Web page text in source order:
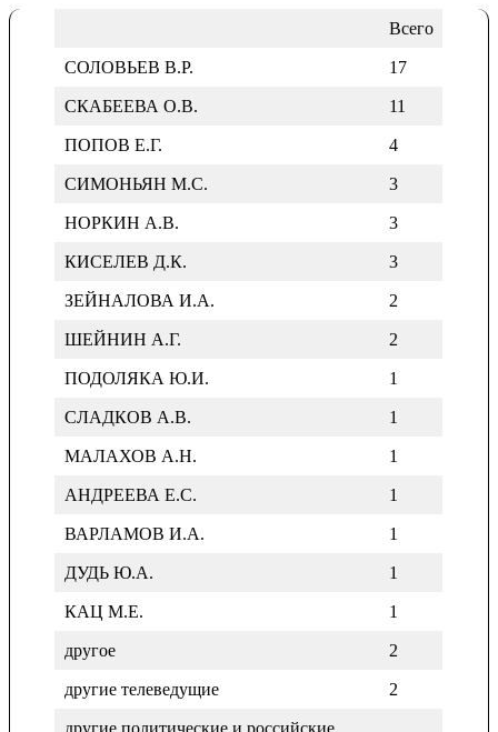
Всего
СОЛОВЬЕВ В.Р. 17
СКАБЕЕВА О.В. 11
ПОПОВ Е.Г. 4
СИМОНЬЯН М.С. 3
НОРКИН А.В. 3
КИСЕЛЕВ Д.К. 3
ЗЕЙНАЛОВА И.А. 2
ШЕЙНИН А.Г. 2
ПОДОЛЯКА Ю.И. 1
СЛАДКОВ А.В. 1
МАЛАХОВ А.Н. 1
АНДРЕЕВА Е.С. 1
ВАРЛАМОВ И.А. 1
ДУДЬ Ю.А. 1
КАЦ М.Е. 1
другое 2
другие телеведущие 2